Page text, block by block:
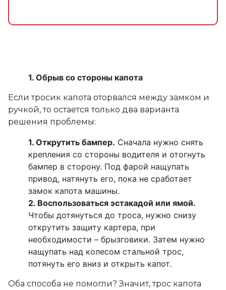
Обрыв со стороны капота
Если тросик капота оторвался между замком и
ручкой, то остается только два варианта
решения проблемы:
Открутить бампер. Сначала нужно снять
крепления со стороны водителя и отогнуть
бампер в сторону. Под фарой нащупать
привод, натянуть его, пока не сработает
замок капота машины.
Воспользоваться эстакадой или ямой.
Чтобы дотянуться до троса, нужно снизу
открутить защиту картера, при
необходимости – брызговики. Затем нужно
нащупать над колесом стальной трос,
потянуть его вниз и открыть капот.
Оба способа не помогли? Значит, трос капота